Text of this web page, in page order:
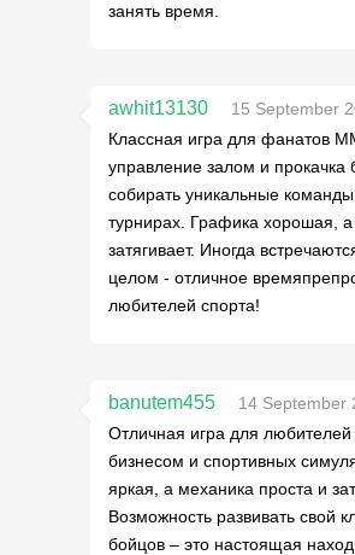
занять время.
awhit13130
15 September
Классная игра для фанатов
управление залом и
собирать уникальные команды
турнирах. Графика хорошая,
затягивает. Иногда
целом - отличное
любителей спорта!
banutem455
14 September
Отличная игра для любителей
бизнесом и спортивных
яркая, а механика проста и
Возможность развивать свой
бойцов – это настоящая